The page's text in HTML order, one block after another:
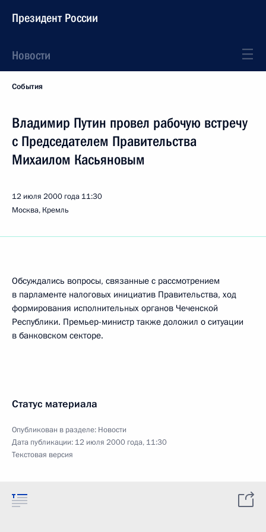
Президент России
Новости
События
Владимир Путин провел рабочую встречу
с Председателем Правительства
Михаилом Касьяновым
12 июля 2000 года 11:30
Москва, Кремль
Обсуждались вопросы, связанные с рассмотрением
в парламенте налоговых инициатив Правительства, ход
формирования исполнительных органов Чеченской
Республики. Премьер-министр также доложил о ситуации
в банковском секторе.
Статус материала
Опубликован в разделе: Новости
Дата публикации: 12 июля 2000 года, 11:30
Текстовая версия